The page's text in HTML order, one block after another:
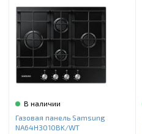
Красота и здоровье
Пылесосы
Фильтры для воды
В наличии
Газовая панель Samsung
NA64H3010BK/WT